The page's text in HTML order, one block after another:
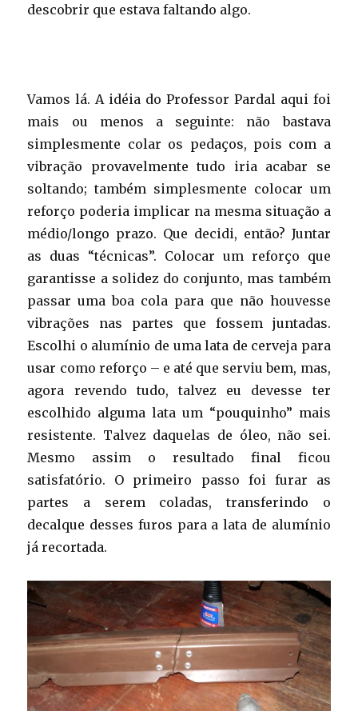
descobrir que estava faltando algo.
Vamos lá. A idéia do Professor Pardal aqui foi
mais ou menos a seguinte: não bastava
simplesmente colar os pedaços, pois com a
vibração provavelmente tudo iria acabar se
soltando; também simplesmente colocar um
reforço poderia implicar na mesma situação a
médio/longo prazo. Que decidi, então? Juntar
as duas “técnicas”. Colocar um reforço que
garantisse a solidez do conjunto, mas também
passar uma boa cola para que não houvesse
vibrações nas partes que fossem juntadas.
Escolhi o alumínio de uma lata de cerveja para
usar como reforço – e até que serviu bem, mas,
agora revendo tudo, talvez eu devesse ter
escolhido alguma lata um “pouquinho” mais
resistente. Talvez daquelas de óleo, não sei.
Mesmo assim o resultado final ficou
satisfatório. O primeiro passo foi furar as
partes a serem coladas, transferindo o
decalque desses furos para a lata de alumínio
já recortada.